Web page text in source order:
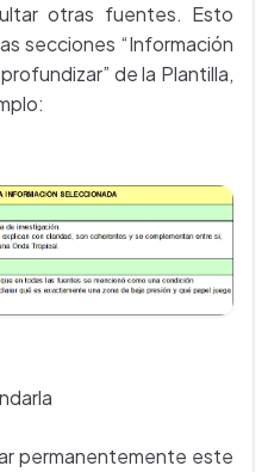
otras fuentes. Esto
secciones “Información
de la Plantilla,
permanentemente este